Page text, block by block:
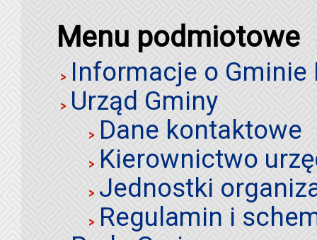
Menu podmiotowe
Informacje o Gminie
Urząd Gminy
Dane kontaktowe
Kierownictwo
Jednostki
Regulamin i